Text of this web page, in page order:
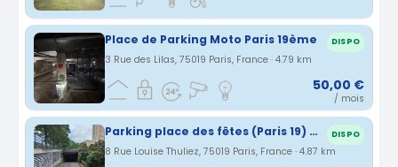
Place de Parking Moto Paris 19ème DISPO
3 Rue des Lilas, 75019 Paris, France · 4.79 km
50,00 €
/ mois
Parking place des fêtes (Paris 19) moto scooter 2 roues DISPO
8 Rue Louise Thuliez, 75019 Paris, France · 4.87 km